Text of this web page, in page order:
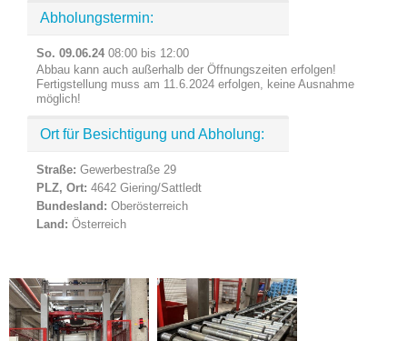
Abholungstermin:
So. 09.06.24 08:00 bis 12:00
Abbau kann auch außerhalb der Öffnungszeiten erfolgen!
Fertigstellung muss am 11.6.2024 erfolgen, keine Ausnahme
möglich!
Ort für Besichtigung und Abholung:
Straße: Gewerbestraße 29
PLZ, Ort: 4642 Giering/Sattledt
Bundesland: Oberösterreich
Land: Österreich